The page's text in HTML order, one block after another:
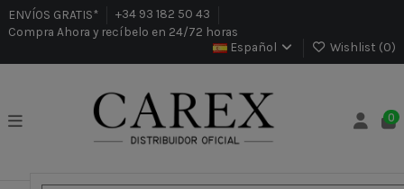
ENVÍOS GRATIS*
+34 93 182 50 43
Compra Ahora y recíbelo en 24/72 horas
Español
Wishlist (0)
0